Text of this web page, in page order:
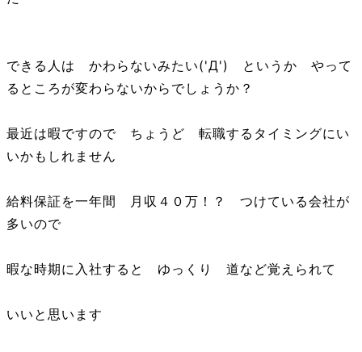
できる人は かわらないみたい('Д') というか やって
るところが変わらないからでしょうか？
最近は暇ですので ちょうど 転職するタイミングにい
いかもしれません
給料保証を一年間 月収４０万！？ つけている会社が
多いので
暇な時期に入社すると ゆっくり 道など覚えられて
いいと思います